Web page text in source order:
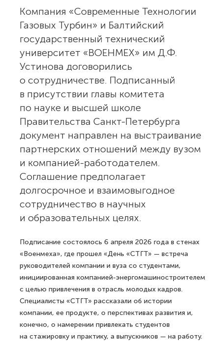
Компания «Современные Технологии
Газовых Турбин» и Балтийский
государственный технический
университет «ВОЕНМЕХ» им Д.Ф.
Устинова договорились
о сотрудничестве. Подписанный
в присутствии главы комитета
по науке и высшей школе
документ направлен на выстраивание
партнерских отношений между вузом
и компанией-работодателем.
Соглашение предполагает
долгосрочное и взаимовыгодное
сотрудничество в научных
и образовательных целях.